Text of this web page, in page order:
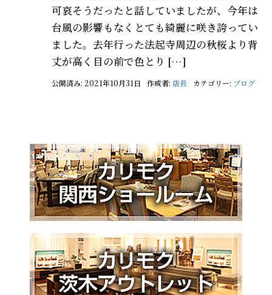
可哀そうだったと話していましたが、今年は
台風の影響もなくとても綺麗に咲き誇ってい
ました。去年行った法起寺周辺の秋桜より背
丈が高く目の前で色とり […]
公開済み: 2021年10月31日 作成者: 店長 カテゴリー: ブログ